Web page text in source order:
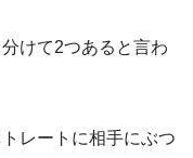
けて2つあると言わ
レートに相手にぶつ